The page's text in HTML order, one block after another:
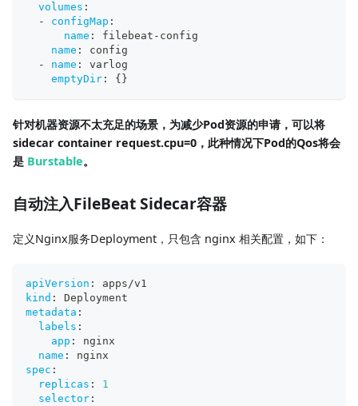
volumes :
-
configMap :
name : filebeat - config
name :
config
-
name :
varlog
emptyDir : { }
针对机器资源不太充足的场景，为减少Pod资源的申请，可以将
sidecar container request.cpu=0，此种情况下Pod的Qos将会
是 Burstable。
自动注入FileBeat Sidecar容器
定义Nginx服务Deployment，只包含 nginx 相关配置，如下：
apiVersion :
apps/v1
kind :
Deployment
metadata :
labels :
app :
nginx
name :
nginx
spec :
replicas :
1
selector :